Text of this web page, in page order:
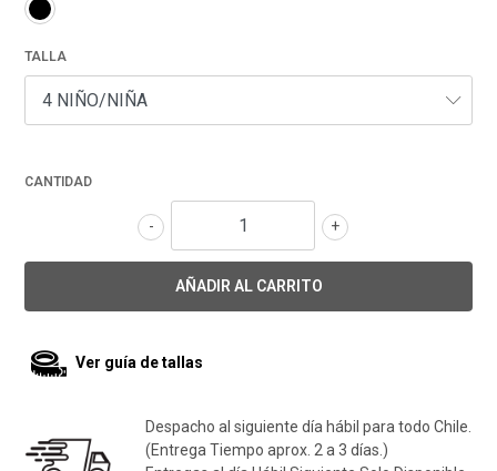
TALLA
CANTIDAD
+
-
Ver guía de tallas
Despacho al siguiente día hábil para todo Chile.
(Entrega Tiempo aprox. 2 a 3 días.)